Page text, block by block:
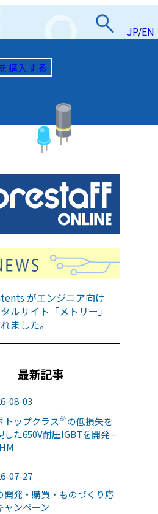
JP/EN
購入する
がエンジニア向け
ルサイト「メトリー」
ました。
最新記事
08-03
トップクラス※の低損失を
した650V耐圧IGBTを開発 –
07-27
開発・購買・ものづくり応
ャンペーン